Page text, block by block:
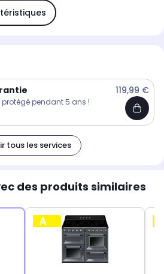
119,99 €
pendant 5 ans !
tous les services
des produits similaires